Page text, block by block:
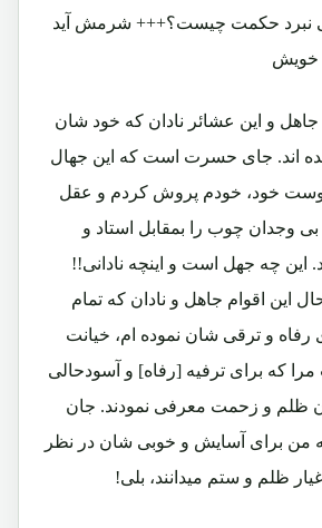
نبرد حکمت چیست؟+++ شرمش آید
خویش
و این عشائر نادان که خود شان
اند. جای حسرت است که این جهال
خود، خودم پروش کردم و عقل
وجدان چوب را بمقابل استاد و
این چه جهل است و اینچه نادانی!!
این اقوام جاهل و نادان که تمام
رفاه و ترقی شان نموده ام، خیانت
که برای ترفیه [رفاه] و آسودحالی
ظلم و زحمت معرفی نمودند. جان
من برای آسایش و خوبی شان در نظر
ظلم و ستم میدانند، بلی!